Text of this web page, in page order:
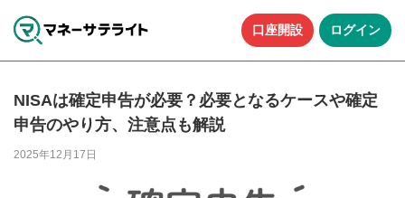
口座開設 ログイン
NISAは確定申告が必要？必要となるケースや確定
申告のやり方、注意点も解説
2025年12月17日